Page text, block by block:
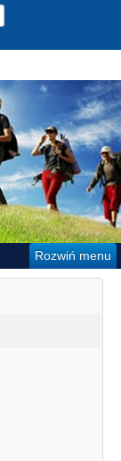
Rozwiń menu